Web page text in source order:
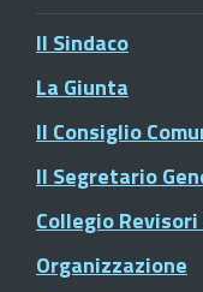
Il Sindaco
La Giunta
Il Consiglio
Il Segretario
Collegio
Organizzazione